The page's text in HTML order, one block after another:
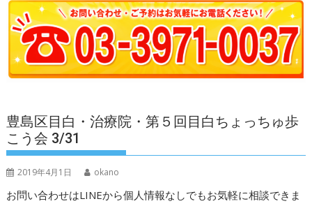
豊島区目白・治療院・第５回目白ちょっちゅ歩
こう会 3/31
2019年4月1日 okano
お問い合わせはLINEから個人情報なしでもお気軽に相談できま